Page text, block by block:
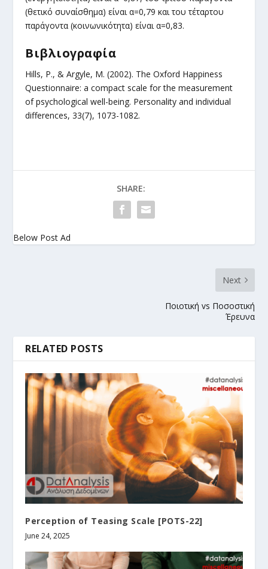
(θετικό συναίσθημα) είναι α=0,79 και του τέταρτου
παράγοντα (κοινωνικότητα) είναι α=0,83.
Βιβλιογραφία
Hills, P., & Argyle, M. (2002). The Oxford Happiness
Questionnaire: a compact scale for the measurement
of psychological well-being. Personality and individual
differences,33(7), 1073-1082.
SHARE:
Below Post Ad
Next
Ποιοτική vs Ποσοστική
Έρευνα
RELATED POSTS
Perception of Teasing Scale [POTS-22]
June 24, 2025